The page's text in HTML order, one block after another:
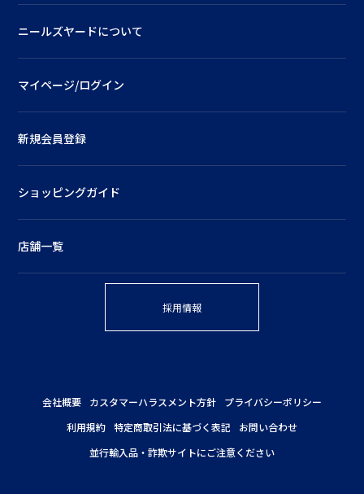
ニールズヤードについて
マイページ/ログイン
新規会員登録
ショッピングガイド
店舗一覧
採用情報
会社概要 カスタマーハラスメント方針
プライバシーポリシー
利用規約 特定商取引法に基づく表記
お問い合わせ
並行輸入品・詐欺サイトにご注意ください